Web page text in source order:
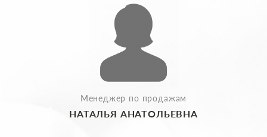
Менеджер по продажам
НАТАЛЬЯ АНАТОЛЬЕВНА